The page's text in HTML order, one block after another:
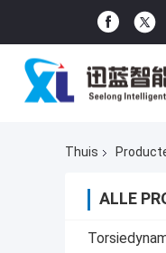
Thuis
ALLE